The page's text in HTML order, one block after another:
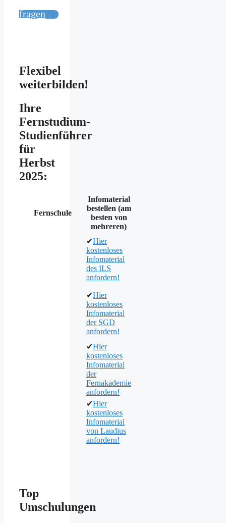
fragen
Flexibel
weiterbilden!
Ihre
Fernstudium-
Studienführer
für
Herbst
2025:
Fernschule
Infomaterial
bestellen (am
besten von
mehreren)
✔Hier
kostenloses
Infomaterial
des ILS
anfordern!
✔Hier
kostenloses
Infomaterial
der SGD
anfordern!
✔Hier
kostenloses
Infomaterial
der
Fernakademie
anfordern!
✔Hier
kostenloses
Infomaterial
von Laudius
anfordern!
Top
Umschulungen